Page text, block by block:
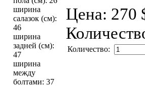
ширина
салазок (см):
46
ширина
задней (см):
47
ширина
между
болтами: 37
Цена: 270
Количество: